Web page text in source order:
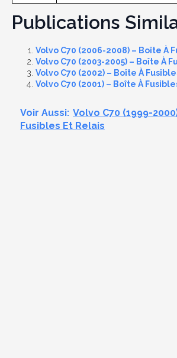
Publications
Volvo C70 (2006-2008) – Boîte À
Volvo C70 (2003-2005) – Boîte À
Volvo C70 (2002) – Boîte À
Volvo C70 (2001) – Boîte À
Voir Aussi: Volvo C70 (1999-
Fusibles Et Relais